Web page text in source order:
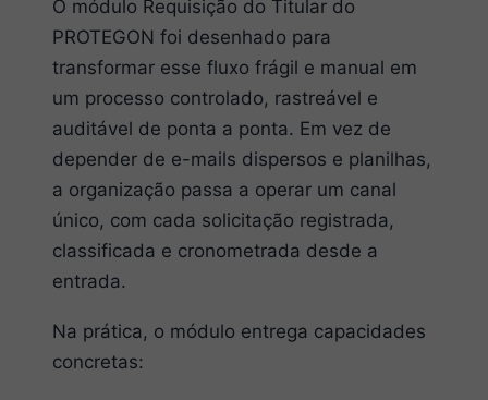
O módulo Requisição do Titular do
PROTEGON foi desenhado para
transformar esse fluxo frágil e manual em
um processo controlado, rastreável e
auditável de ponta a ponta. Em vez de
depender de e-mails dispersos e planilhas,
a organização passa a operar um canal
único, com cada solicitação registrada,
classificada e cronometrada desde a
entrada.
Na prática, o módulo entrega capacidades
concretas: